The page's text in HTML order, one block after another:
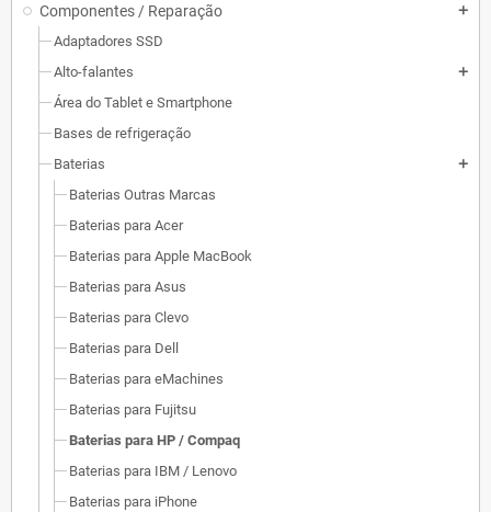
Componentes / Reparação add
Adaptadores SSD
Alto-falantes
add
Área do Tablet e Smartphone
Bases de refrigeração
Baterias
add
Baterias Outras Marcas
Baterias para Acer
Baterias para Apple MacBook
Baterias para Asus
Baterias para Clevo
Baterias para Dell
Baterias para eMachines
Baterias para Fujitsu
Baterias para HP / Compaq
Baterias para IBM / Lenovo
Baterias para iPhone